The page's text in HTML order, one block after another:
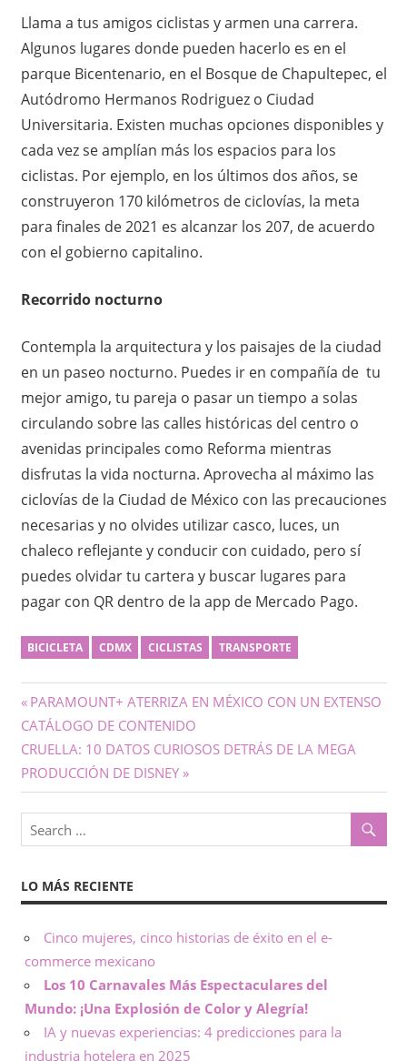
n
M
é
x
i
c
Llama a tus amigos ciclistas y armen una carrera.
Algunos lugares donde pueden hacerlo es en el
parque Bicentenario, en el Bosque de Chapultepec, el
Autódromo Hermanos Rodriguez o Ciudad
Universitaria. Existen muchas opciones disponibles y
cada vez se amplían más los espacios para los
ciclistas. Por ejemplo, en los últimos dos años, se
construyeron 170 kilómetros de ciclovías, la meta
para finales de 2021 es alcanzar los 207, de acuerdo
con el gobierno capitalino.
Recorrido nocturno
Contempla la arquitectura y los paisajes de la ciudad
en un paseo nocturno. Puedes ir en compañía de tu
mejor amigo, tu pareja o pasar un tiempo a solas
circulando sobre las calles históricas del centro o
avenidas principales como Reforma mientras
disfrutas la vida nocturna. Aprovecha al máximo las
ciclovías de la Ciudad de México con las precauciones
necesarias y no olvides utilizar casco, luces, un
chaleco reflejante y conducir con cuidado, pero sí
puedes olvidar tu cartera y buscar lugares para
pagar con QR dentro de la app de Mercado Pago.
BICICLETA CDMX CICLISTAS TRANSPORTE
Navegación
de
entradas
Previous
Post:
PARAMOUNT+ ATERRIZA EN MÉXICO CON UN EXTENSO
CATÁLOGO DE CONTENIDO
Next
Post:
CRUELLA: 10 DATOS CURIOSOS DETRÁS DE LA MEGA
PRODUCCIÓN DE DISNEY
LO MÁS RECIENTE
Cinco mujeres, cinco historias de éxito en el e-
commerce mexicano
Los 10 Carnavales Más Espectaculares del
Mundo: ¡Una Explosión de Color y Alegría!
IA y nuevas experiencias: 4 predicciones para la
industria hotelera en 2025